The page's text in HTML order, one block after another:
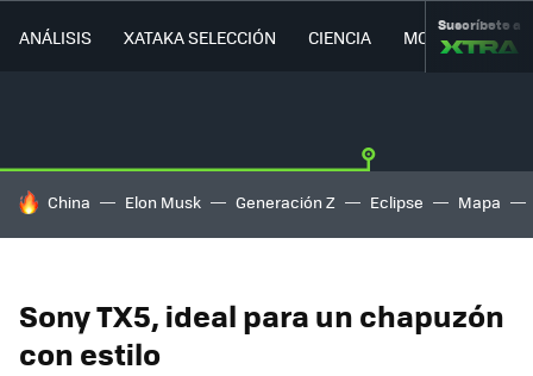
ANÁLISIS XATAKA SELECCIÓN CIENCIA MOVILIDAD
Suscríbete a
HOY SE HABLA DE
China Elon Musk Generación Z Eclipse Mapa
Sony TX5, ideal para un chapuzón
con estilo